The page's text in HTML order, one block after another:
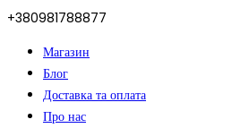
+380981788877
Магазин
Блог
Доставка та оплата
Про нас